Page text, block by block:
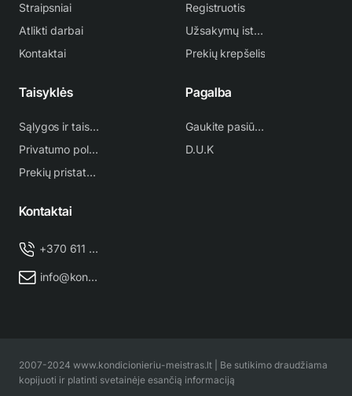
Straipsniai
Atlikti darbai
Kontaktai
Registruotis
Užsakymų istorija
Prekių krepšelis
Taisyklės
Sąlygos ir taisyklės
Privatumo politika
Prekių pristatymas
Pagalba
Gaukite pasiūlymą
D.U.K
Kontaktai
+370 611 38 500
info@kondicionieriu-meistras.lt
2007-2024 www.kondicionieriu-meistras.lt | Be sutikimo draudžiama
kopijuoti ir platinti svetainėje esančią informaciją